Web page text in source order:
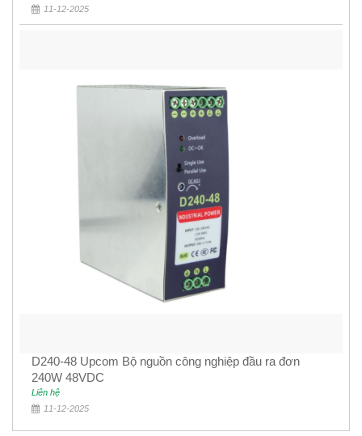
11-12-2025
D240-48 Upcom Bộ nguồn công nghiệp đầu ra đơn
240W 48VDC
Liên hệ
11-12-2025